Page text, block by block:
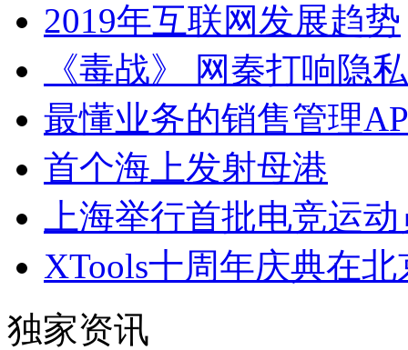
2019年互联网发展趋势
《毒战》 网秦打响隐
最懂业务的销售管理
首个海上发射母港
上海举行首批电竞运
XTools十周年庆典在
独家资讯